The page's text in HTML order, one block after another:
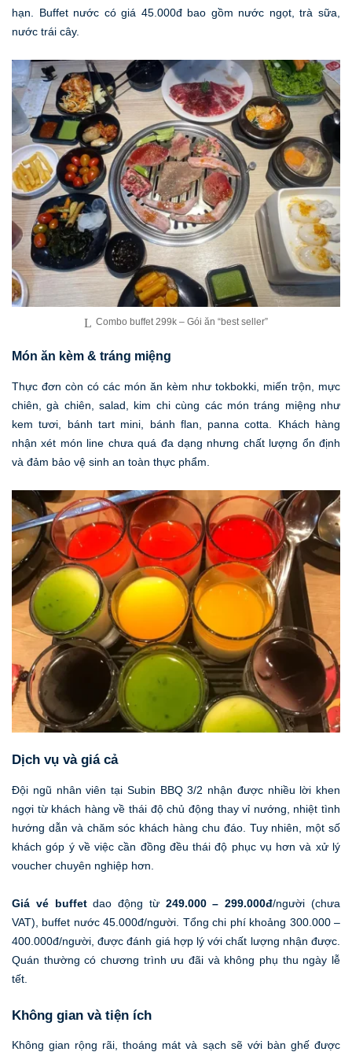
hạn. Buffet nước có giá 45.000đ bao gồm nước ngọt, trà sữa,
nước trái cây.
Combo buffet 299k – Gói ăn “best seller”
Món ăn kèm & tráng miệng
Thực đơn còn có các món ăn kèm như tokbokki, miến trộn, mực
chiên, gà chiên, salad, kim chi cùng các món tráng miệng như
kem tươi, bánh tart mini, bánh flan, panna cotta. Khách hàng
nhận xét món line chưa quá đa dạng nhưng chất lượng ổn định
và đảm bảo vệ sinh an toàn thực phẩm.
Dịch vụ và giá cả
Đội ngũ nhân viên tại Subin BBQ 3/2 nhận được nhiều lời khen
ngợi từ khách hàng về thái độ chủ động thay vỉ nướng, nhiệt tình
hướng dẫn và chăm sóc khách hàng chu đáo. Tuy nhiên, một số
khách góp ý về việc cần đồng đều thái độ phục vụ hơn và xử lý
voucher chuyên nghiệp hơn.
Giá vé buffetdao động từ 249.000 – 299.000đ/người (chưa
VAT), buffet nước 45.000đ/người. Tổng chi phí khoảng 300.000 –
400.000đ/người, được đánh giá hợp lý với chất lượng nhận được.
Quán thường có chương trình ưu đãi và không phụ thu ngày lễ
tết.
Không gian và tiện ích
Không gian rộng rãi, thoáng mát và sạch sẽ với bàn ghế được